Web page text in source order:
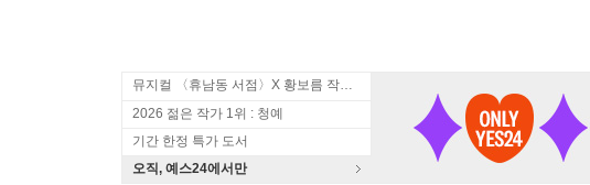
뮤지컬 〈휴남동 서점〉X 황보름 작가 북토크
2026 젊은 작가 1위 : 청예
기간 한정 특가 도서
오직, 예스24에서만